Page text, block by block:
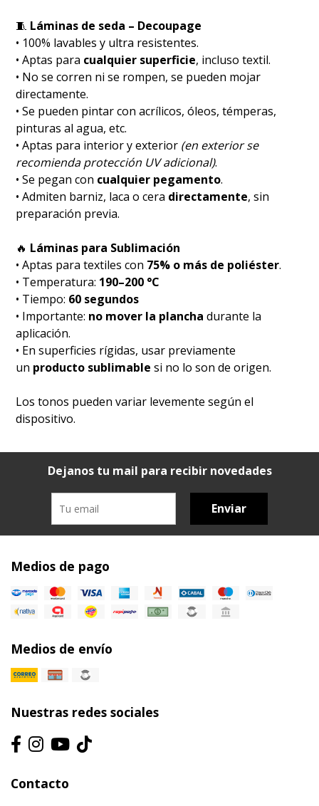
🧵 Láminas de seda – Decoupage
• 100% lavables y ultra resistentes.
• Aptas para cualquier superficie, incluso textil.
• No se corren ni se rompen, se pueden mojar
directamente.
• Se pueden pintar con acrílicos, óleos, témperas,
pinturas al agua, etc.
• Aptas para interior y exterior (en exterior se
recomienda protección UV adicional).
• Se pegan con cualquier pegamento.
• Admiten barniz, laca o cera directamente, sin
preparación previa.
🔥 Láminas para Sublimación
• Aptas para textiles con 75% o más de poliéster.
• Temperatura: 190–200 °C
• Tiempo: 60 segundos
• Importante: no mover la plancha durante la
aplicación.
• En superficies rígidas, usar previamente
un producto sublimable si no lo son de origen.
Los tonos pueden variar levemente según el
dispositivo.
Dejanos tu mail para recibir novedades
Enviar
Medios de pago
Medios de envío
Nuestras redes sociales
Contacto